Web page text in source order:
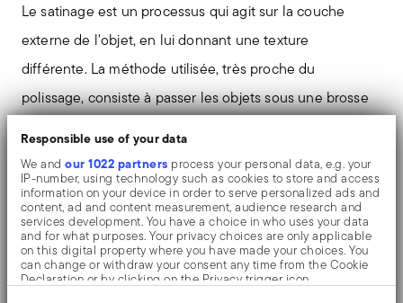
Responsible use of your data
We andour 1022 partners process your personal data, e.g. your
IP-number, using technology such as cookies to store and access
information on your device in order to serve personalized ads and
content, ad and content measurement, audience research and
services development. You have a choice in who uses your data
and for what purposes. Your privacy choices are only applicable
on this digital property where you have made your choices. You
can change or withdraw your consent any time from the Cookie
Declaration or by clicking on the Privacy trigger icon.
Le satinage est un processus qui agit sur la couche
externe de l'objet, en lui donnant une texture
différente. La méthode utilisée, très proche du
polissage, consiste à passer les objets sous une brosse
confère une délicate finition mate.
Le couteau à manche creux en orfèvre est typique des
plus belles collections de coutellerie. La lame est
collée au manche par l'insertion d'une pâte de ciment
spéciale qui confère au couteau un équilibre optimal. Il